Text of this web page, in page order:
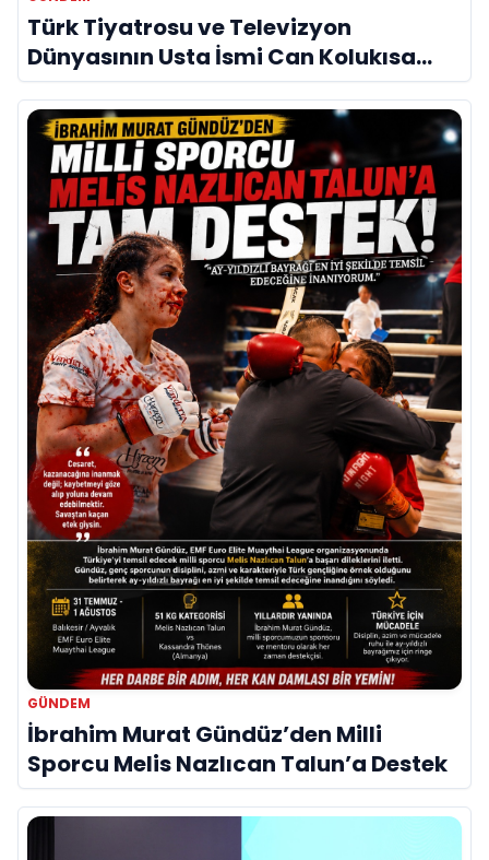
Türk Tiyatrosu ve Televizyon
Dünyasının Usta İsmi Can Kolukısa
Hayatını Kaybetti
GÜNDEM
İbrahim Murat Gündüz’den Milli
Sporcu Melis Nazlıcan Talun’a Destek